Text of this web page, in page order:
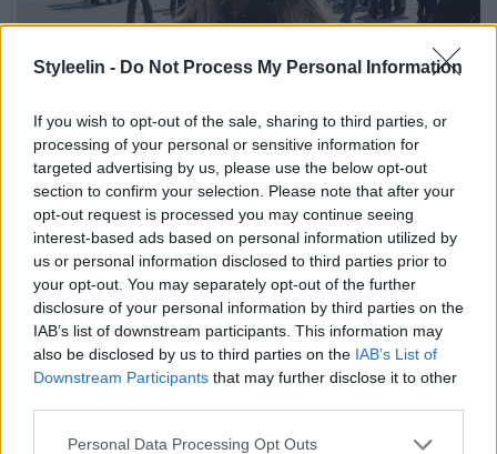
Styleelin - Do Not Process My Personal Information
If you wish to opt-out of the sale, sharing to third parties, or
processing of your personal or sensitive information for
targeted advertising by us, please use the below opt-out
section to confirm your selection. Please note that after your
opt-out request is processed you may continue seeing
interest-based ads based on personal information utilized by
us or personal information disclosed to third parties prior to
your opt-out. You may separately opt-out of the further
disclosure of your personal information by third parties on the
IAB’s list of downstream participants. This information may
also be disclosed by us to third parties on the IAB’s List of
Downstream Participants that may further disclose it to other
Personal Data Processing Opt Outs
Sedan hittade vi ettBagel-ställe.Har bara en sak
att säga om det – MAGISKT!